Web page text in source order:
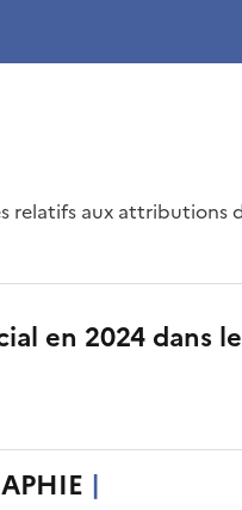
relatifs aux attributions
en 2024 dans
|